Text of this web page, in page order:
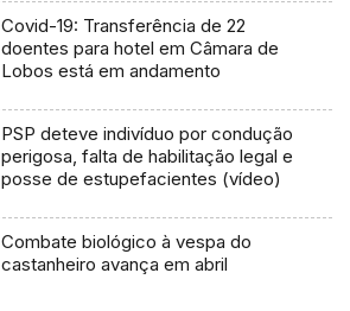
Covid-19: Transferência de 22
doentes para hotel em Câmara de
Lobos está em andamento
PSP deteve indivíduo por condução
perigosa, falta de habilitação legal e
posse de estupefacientes (vídeo)
Combate biológico à vespa do
castanheiro avança em abril